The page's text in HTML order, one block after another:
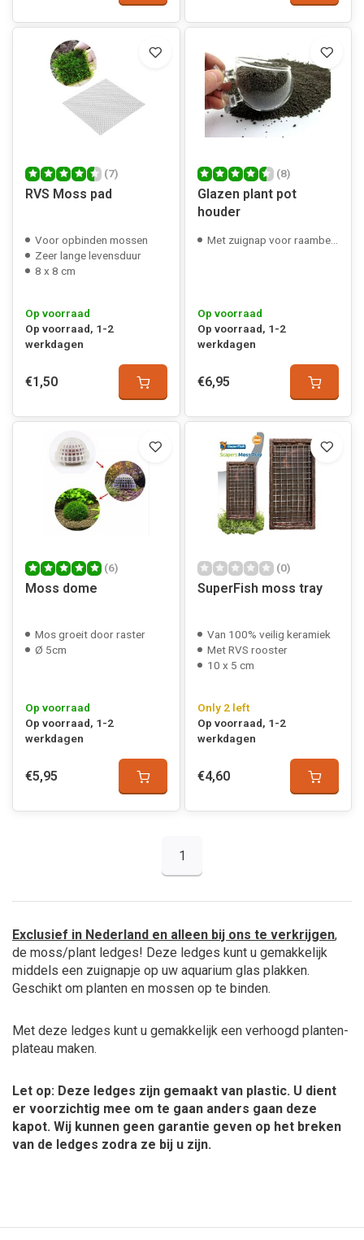
(7)
RVS Moss pad
Voor opbinden mossen
Zeer lange levensduur
8 x 8 cm
Op voorraad
Op voorraad, 1-2
werkdagen
€1,50
(8)
Glazen plant pot
houder
Met zuignap voor raambevestiging
Op voorraad
Op voorraad, 1-2
werkdagen
€6,95
(6)
Moss dome
Mos groeit door raster
Ø 5cm
Op voorraad
Op voorraad, 1-2
werkdagen
€5,95
(0)
SuperFish moss tray
Van 100% veilig keramiek
Met RVS rooster
10 x 5 cm
Only 2 left
Op voorraad, 1-2
werkdagen
€4,60
1
Exclusief in Nederland en alleen bij ons te verkrijgen,
de moss/plant ledges! Deze ledges kunt u gemakkelijk
middels een zuignapje op uw aquarium glas plakken.
Geschikt om planten en mossen op te binden.
Met deze ledges kunt u gemakkelijk een verhoogd planten-
plateau maken.
Let op: Deze ledges zijn gemaakt van plastic. U dient
er voorzichtig mee om te gaan anders gaan deze
kapot. Wij kunnen geen garantie geven op het breken
van de ledges zodra ze bij u zijn.